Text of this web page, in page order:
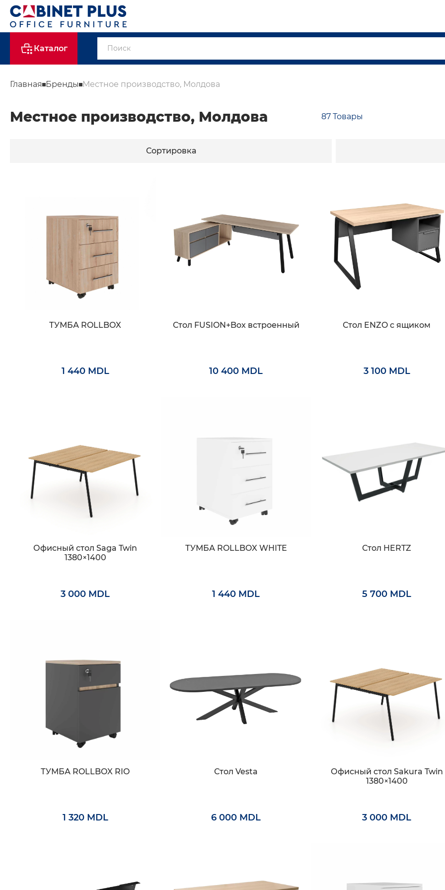
Каталог
Главная Бренды Местное производство, Молдова
Местное производство, Молдова 87 Товары
Сортировка
ТУМБА ROLLBOX
1 440 MDL
Стол FUSION+Box встроенный
10 400 MDL
Стол ENZO с ящиком
3 100 MDL
Офисный стол Saga Twin
1380×1400
3 000 MDL
ТУМБА ROLLBOX WHITE
1 440 MDL
Стол HERTZ
5 700 MDL
ТУМБА ROLLBOX RIO
1 320 MDL
Стол Vesta
6 000 MDL
Офисный стол Sakura Twin
1380×1400
3 000 MDL